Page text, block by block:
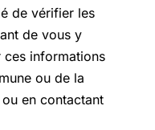
de vérifier les
de vous y
ces informations
ou de la
en contactant